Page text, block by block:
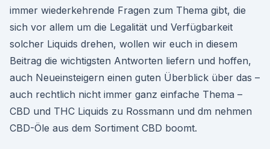
immer wiederkehrende Fragen zum Thema gibt, die
sich vor allem um die Legalität und Verfügbarkeit
solcher Liquids drehen, wollen wir euch in diesem
Beitrag die wichtigsten Antworten liefern und hoffen,
auch Neueinsteigern einen guten Überblick über das –
auch rechtlich nicht immer ganz einfache Thema –
CBD und THC Liquids zu Rossmann und dm nehmen
CBD-Öle aus dem Sortiment CBD boomt.